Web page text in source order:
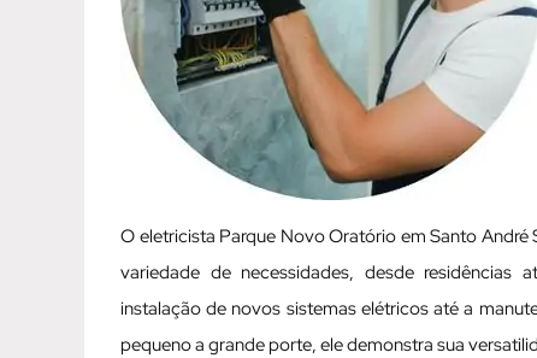
O eletricista Parque Novo Oratório em Santo
variedade de necessidades, desde residências
instalação de novos sistemas elétricos até a
pequeno a grande porte, ele demonstra sua